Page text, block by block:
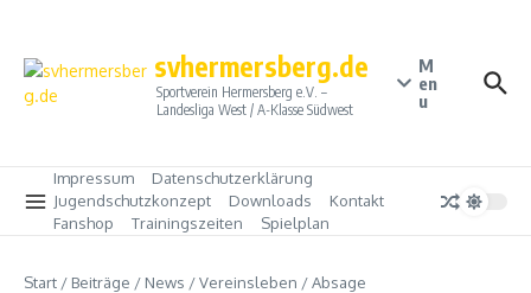
svhermersberg.de
Sportverein Hermersberg e.V. –
Landesliga West / A-Klasse Südwest
M
en
u
Impressum
Datenschutzerklärung
Jugendschutzkonzept
Downloads
Kontakt
Fanshop
Trainingszeiten Spielplan
Start / Beiträge / News /Vereinsleben /Absage